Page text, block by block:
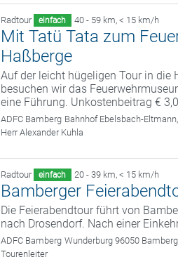
Radtour einfach 40 - 59 km, < 15 km/h
Mit Tatü Tata zum
Haßberge
Auf der leicht hügeligen Tour in die
besuchen wir das
eine Führung. Unkostenbeitrag €
ADFC Bamberg Bahnhof Ebelsbach-
Herr Alexander Kuhla
Radtour einfach 20 - 39 km, < 15 km/h
Bamberger
Die Feierabendtour führt von
nach Drosendorf. Nach einer
ADFC Bamberg Wunderburg 96050 Bamberg
Tourenleiter